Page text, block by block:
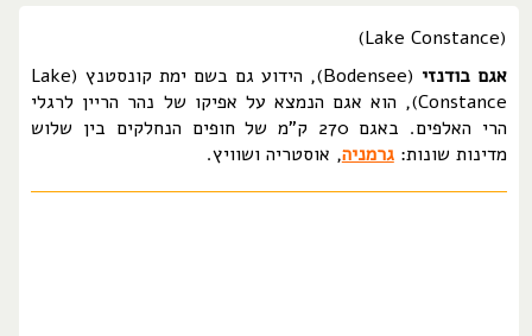
(Lake Constance)
אגם בודנזי
(Bodensee), הידוע גם בשם ימת קונסטנץ (Lake
Constance), הוא אגם הנמצא על אפיקו של נהר הריין לרגלי
הרי האלפים. באגם 270 ק"מ של חופים הנחלקים בין שלוש
מדינות שונות:גרמניה, אוסטריה ושוויץ.